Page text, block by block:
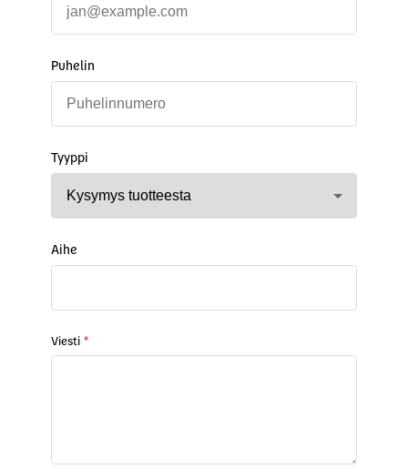
Puhelin
Tyyppi
Aihe
Viesti *